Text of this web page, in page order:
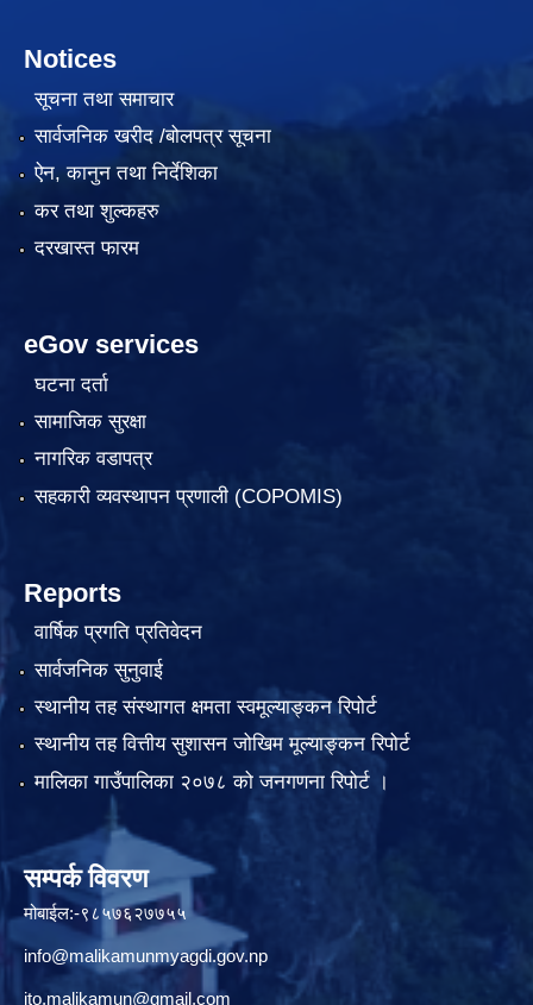
Notices
सूचना तथा समाचार
सार्वजनिक खरीद /बोलपत्र सूचना
ऐन, कानुन तथा निर्देशिका
कर तथा शुल्कहरु
दरखास्त फारम
eGov services
घटना दर्ता
सामाजिक सुरक्षा
नागरिक वडापत्र
सहकारी व्यवस्थापन प्रणाली (COPOMIS)
Reports
वार्षिक प्रगति प्रतिवेदन
सार्वजनिक सुनुवाई
स्थानीय तह संस्थागत क्षमता स्वमूल्याङ्कन रिपोर्ट
स्थानीय तह वित्तीय सुशासन जोखिम मूल्याङ्कन रिपोर्ट
मालिका गाउँपालिका २०७८ को जनगणना रिपोर्ट ।
सम्पर्क विवरण
मोबाईल:-९८५७६२७७५५
info@malikamunmyagdi.gov.np
ito.malikamun@gmail.com